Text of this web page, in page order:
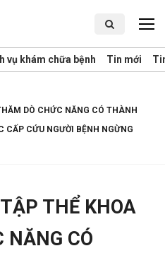
vụ khám chữa bệnh Tin mới
DÒ CHỨC NĂNG CÓ THÀNH
CẤP CỨU NGƯỜI BỆNH NGỪNG
THỂ KHOA
NĂNG CÓ